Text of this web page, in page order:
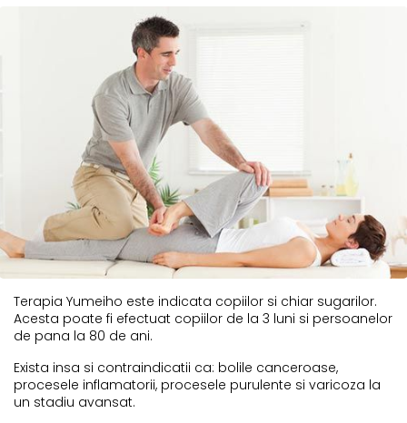
Terapia Yumeiho este indicata copiilor si chiar sugarilor.
Acesta poate fi efectuat copiilor de la 3 luni si persoanelor
de pana la 80 de ani.
Exista insa si contraindicatii ca: bolile canceroase,
procesele inflamatorii, procesele purulente si varicoza la
un stadiu avansat.